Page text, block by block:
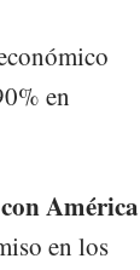
en
América
en los